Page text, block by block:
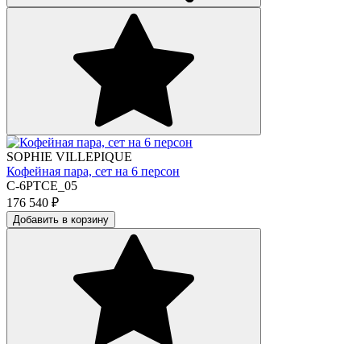
SOPHIE VILLEPIQUE
Кофейная пара, сет на 6 персон
C-6PTCE_05
176 540 ₽
Добавить в корзину